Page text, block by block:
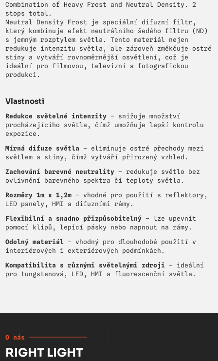
Combination of Heavy Frost and Neutral Density. 2
stops total.
Neutral Density Frost je speciální difuzní filtr,
který kombinuje efekt neutrálního šedého filtru (ND)
s jemným rozptylem světla. Tento materiál nejen
redukuje intenzitu světla, ale zároveň změkčuje ostré
stíny a vytváří rovnoměrnější osvětlení, což je
ideální pro filmovou, televizní a fotografickou
produkci.
Vlastnosti
Redukce světelné intenzity – snižuje množství
procházejícího světla, čímž umožňuje lepší kontrolu
expozice.
Mírná difuze světla – eliminuje ostré přechody mezi
světlem a stíny, čímž vytváří přirozený vzhled.
Zachování barevné neutrality – redukuje světlo bez
ovlivnění barevného spektra či teploty světla.
Rozměry 1m x 1,2m – vhodné pro použití s reflektory,
LED panely, HMI a difuzními rámy.
Flexibilní a snadno přizpůsobitelný – lze upevnit
pomocí klipů, lepicí pásky nebo napnout na rámy.
Odolný materiál – vhodný pro dlouhodobé použití v
interiérových i exteriérových podmínkách.
Kompatibilita s různými světelnými zdroji – ideální
pro tungstenová, LED, HMI a fluorescenční světla.
O nás
RIGHT LIGHT